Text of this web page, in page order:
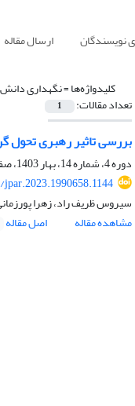
نویسندگان ارسال مقاله
کلیدواژه‌ها =نگهداری
تعداد مقالات: 1
بررسی تاثیر رهبری تحول
دوره 4، شماره 14، بهار 1403، صفحه
سیروس ظریف راد، زهرا
مشاهده مقاله
اصل مقاله